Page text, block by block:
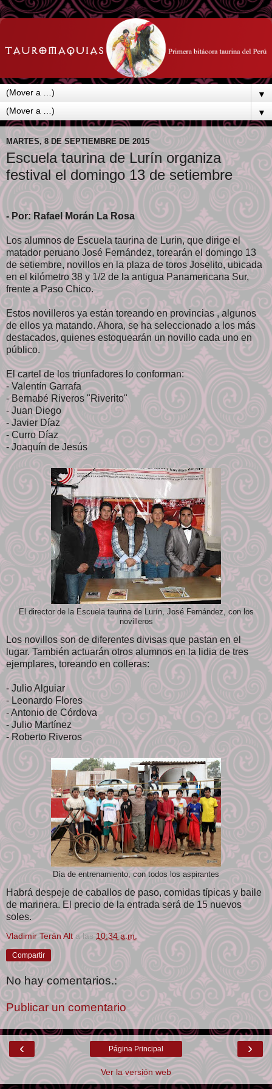
▼
▼
MARTES, 8 DE SEPTIEMBRE DE 2015
Escuela taurina de Lurín organiza
festival el domingo 13 de setiembre
- Por: Rafael Morán La Rosa
Los alumnos de Escuela taurina de Lurin, que dirige el
matador peruano José Fernández, torearán el domingo 13
de setiembre, novillos en la plaza de toros Joselito, ubicada
en el kilómetro 38 y 1/2 de la antigua Panamericana Sur,
frente a Paso Chico.
Estos novilleros ya están toreando en provincias , algunos
de ellos ya matando. Ahora, se ha seleccionado a los más
destacados, quienes estoquearán un novillo cada uno en
público.
El cartel de los triunfadores lo conforman:
- Valentín Garrafa
- Bernabé Riveros "Riverito"
- Juan Diego
- Javier Díaz
- Curro Díaz
- Joaquín de Jesús
El director de la Escuela taurina de Lurín, José Fernández, con los
novilleros
Los novillos son de diferentes divisas que pastan en el
lugar. También actuarán otros alumnos en la lidia de tres
ejemplares, toreando en colleras:
- Julio Alguiar
- Leonardo Flores
- Antonio de Córdova
- Julio Martínez
- Roberto Riveros
Día de entrenamiento, con todos los aspirantes
Habrá despeje de caballos de paso, comidas típicas y baile
de marinera. El precio de la entrada será de 15 nuevos
soles.
Vladimir Terán Alt a las10:34 a.m.
Compartir
No hay comentarios.:
Publicar un comentario
‹ ›
Página Principal
Ver la versión web